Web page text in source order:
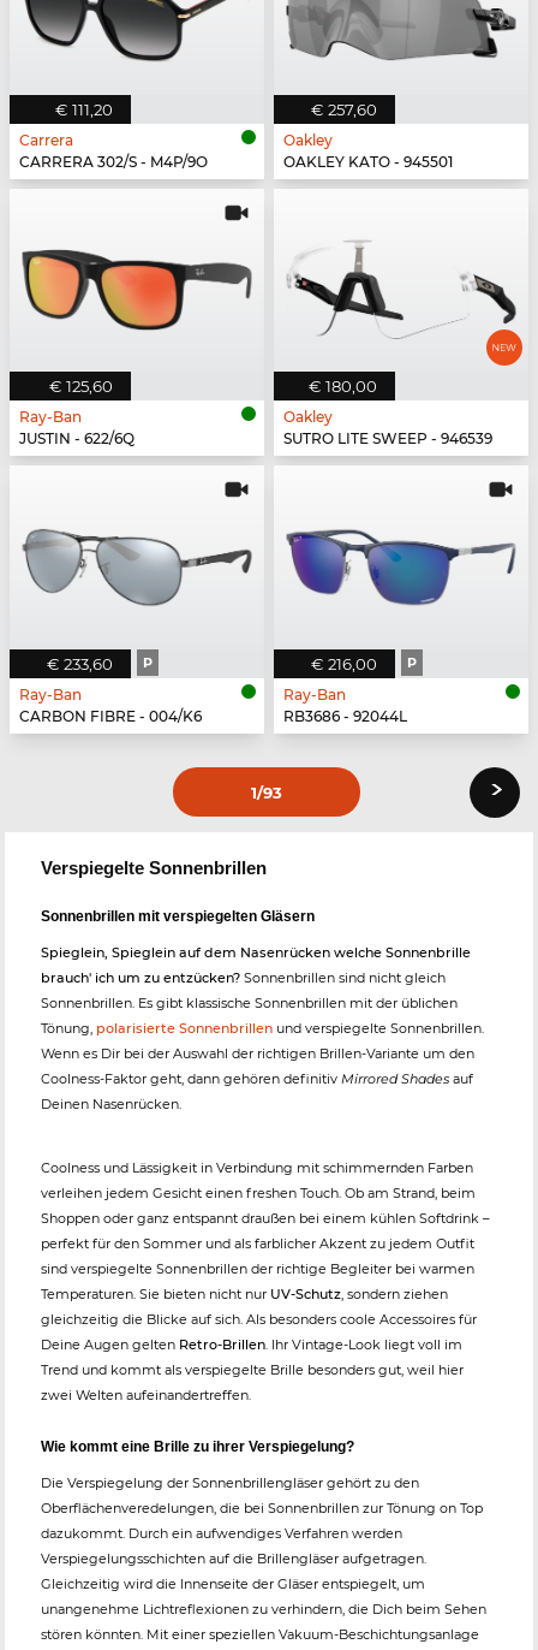
€ 111,20
Carrera
CARRERA 302/S - M4P/9O
€ 257,60
Oakley
OAKLEY KATO - 945501
€ 125,60
Ray-Ban
JUSTIN - 622/6Q
€ 180,00
Oakley
SUTRO LITE SWEEP - 946539
€ 233,60 P
Ray-Ban
CARBON FIBRE - 004/K6
€ 216,00 P
Ray-Ban
RB3686 - 92044L
1/93 ›
Verspiegelte Sonnenbrillen
Sonnenbrillen mit verspiegelten Gläsern
Spieglein, Spieglein auf dem Nasenrücken welche Sonnenbrille
brauch' ich um zu entzücken? Sonnenbrillen sind nicht gleich
Sonnenbrillen. Es gibt klassische Sonnenbrillen mit der üblichen
Tönung, polarisierte Sonnenbrillen und verspiegelte Sonnenbrillen.
Wenn es Dir bei der Auswahl der richtigen Brillen-Variante um den
Coolness-Faktor geht, dann gehören definitiv Mirrored Shades auf
Deinen Nasenrücken.
Coolness und Lässigkeit in Verbindung mit schimmernden Farben
verleihen jedem Gesicht einen freshen Touch. Ob am Strand, beim
Shoppen oder ganz entspannt draußen bei einem kühlen Softdrink –
perfekt für den Sommer und als farblicher Akzent zu jedem Outfit
sind verspiegelte Sonnenbrillen der richtige Begleiter bei warmen
Temperaturen. Sie bieten nicht nur UV-Schutz, sondern ziehen
gleichzeitig die Blicke auf sich. Als besonders coole Accessoires für
Deine Augen gelten Retro-Brillen. Ihr Vintage-Look liegt voll im
Trend und kommt als verspiegelte Brille besonders gut, weil hier
zwei Welten aufeinandertreffen.
Wie kommt eine Brille zu ihrer Verspiegelung?
Die Verspiegelung der Sonnenbrillengläser gehört zu den
Oberflächenveredelungen, die bei Sonnenbrillen zur Tönung on Top
dazukommt. Durch ein aufwendiges Verfahren werden
Verspiegelungsschichten auf die Brillengläser aufgetragen.
Gleichzeitig wird die Innenseite der Gläser entspiegelt, um
unangenehme Lichtreflexionen zu verhindern, die Dich beim Sehen
stören könnten. Mit einer speziellen Vakuum-Beschichtungsanlage